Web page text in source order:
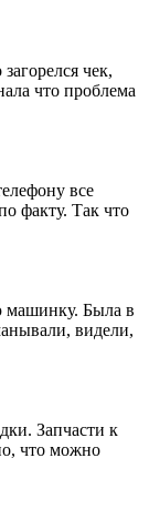
чек,
что проблема
все
факту. Так что
машинку. Была в
видели,
Запчасти к
что можно